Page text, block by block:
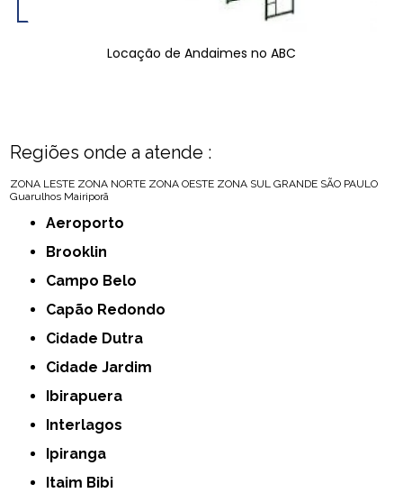
Locação de Andaimes no ABC
Regiões onde a atende :
ZONA LESTE ZONA NORTE ZONA OESTE ZONA SUL GRANDE SÃO PAULO
Guarulhos Mairiporã
Aeroporto
Brooklin
Campo Belo
Capão Redondo
Cidade Dutra
Cidade Jardim
Ibirapuera
Interlagos
Ipiranga
Itaim Bibi